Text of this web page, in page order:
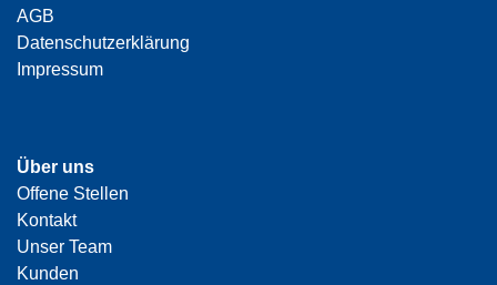
AGB
Datenschutzerklärung
Impressum
Über uns
Offene Stellen
Kontakt
Unser Team
Kunden